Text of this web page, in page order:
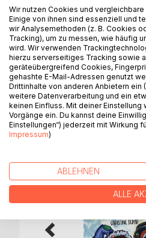
Ob Sonne oder
Nachmachen - für
erfahren wollen,
Alle Erzählungen
WEITERE
Wir nutzen Cookies und
Einige von ihnen sind essenziell und
wir Analysemethoden (z. B. Cookies
Tracking), um zu messen, wie häufig
wird. Wir verwenden
hierzu serverseitiges Tracking sowie
geräteübergreifend Cookies,
gehashte E-Mail-Adressen genutzt
Drittinhalte von anderen Anbietern
weitere Datenverarbeitung und ein
keinen Einfluss. Mit deiner
Vorgänge ein. Du kannst deine
Einstellungen“) jederzeit mit Wirkung
Impressum)
ABLEHNEN
ALLE